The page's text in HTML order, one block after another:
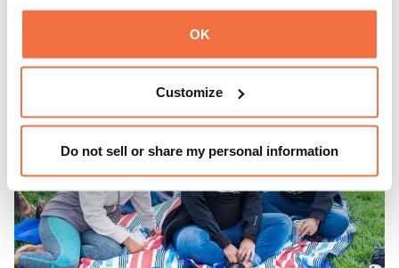
OK
Customize
Do not sell or share my personal information
主题对谈、现场绘画等丰富活动——仅限成人参与！